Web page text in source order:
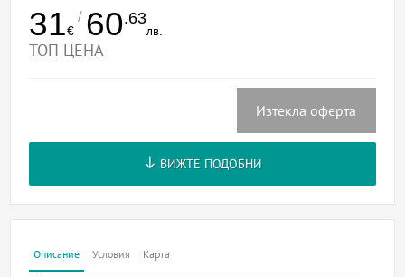
31€
/ 60.63
лв.
ТОП ЦЕНА
Изтекла оферта
ВИЖТЕ ПОДОБНИ
Описание Условия Карта